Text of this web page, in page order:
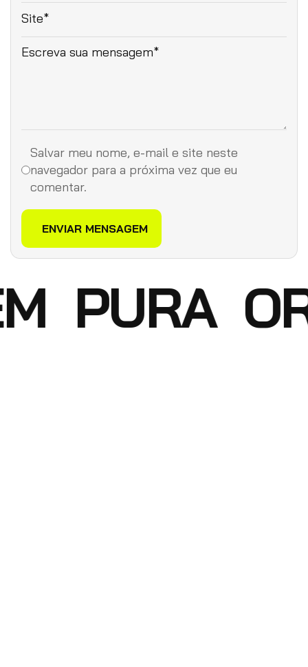
Salvar meu nome, e-mail e site neste
navegador para a próxima vez que eu
comentar.
PURA